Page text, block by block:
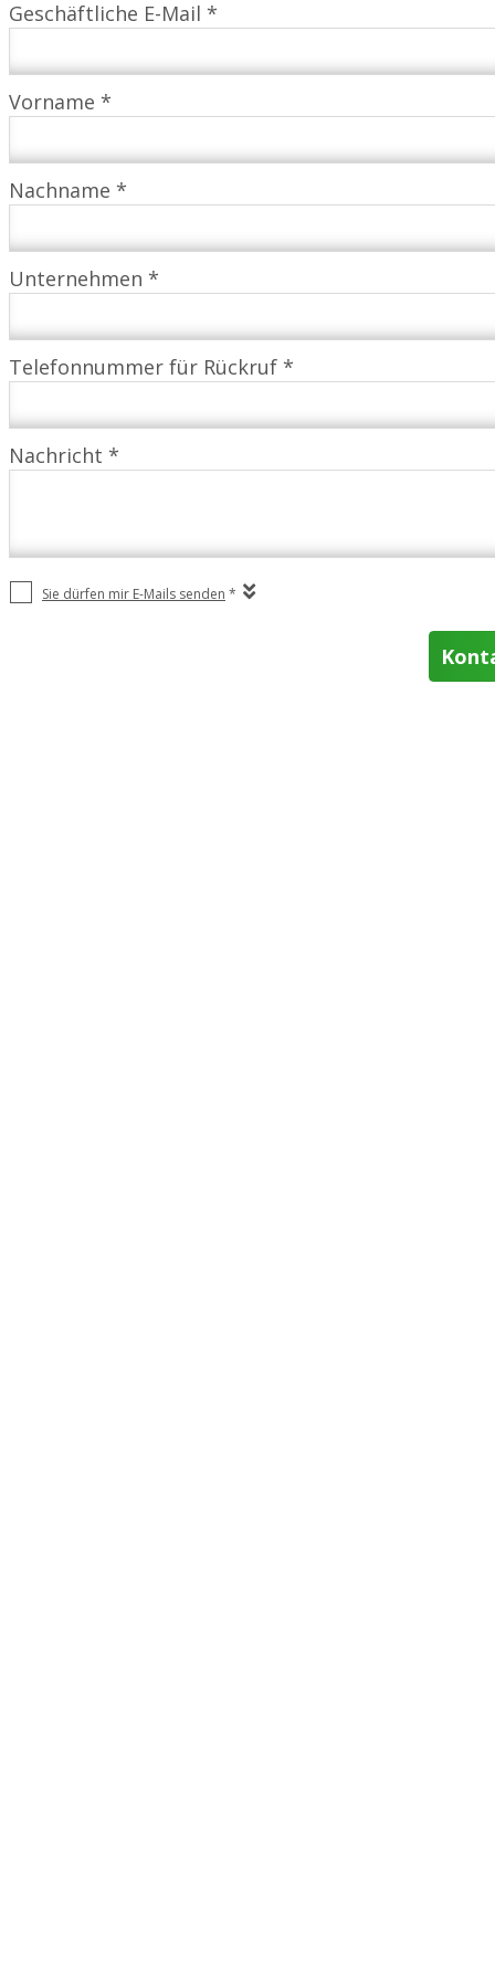
Geschäftliche E-Mail *
Vorname *
Nachname *
Unternehmen *
Telefonnummer für Rückruf *
Nachricht *
Sie dürfen mir E-Mails senden *